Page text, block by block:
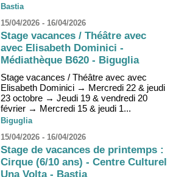
Bastia
15/04/2026 - 16/04/2026
Stage vacances / Théâtre avec
avec Elisabeth Dominici -
Médiathèque B620 - Biguglia
Stage vacances / Théâtre avec avec
Elisabeth Dominici → Mercredi 22 & jeudi
23 octobre → Jeudi 19 & vendredi 20
février → Mercredi 15 & jeudi 1...
Biguglia
15/04/2026 - 16/04/2026
Stage de vacances de printemps :
Cirque (6/10 ans) - Centre Culturel
Una Volta - Bastia